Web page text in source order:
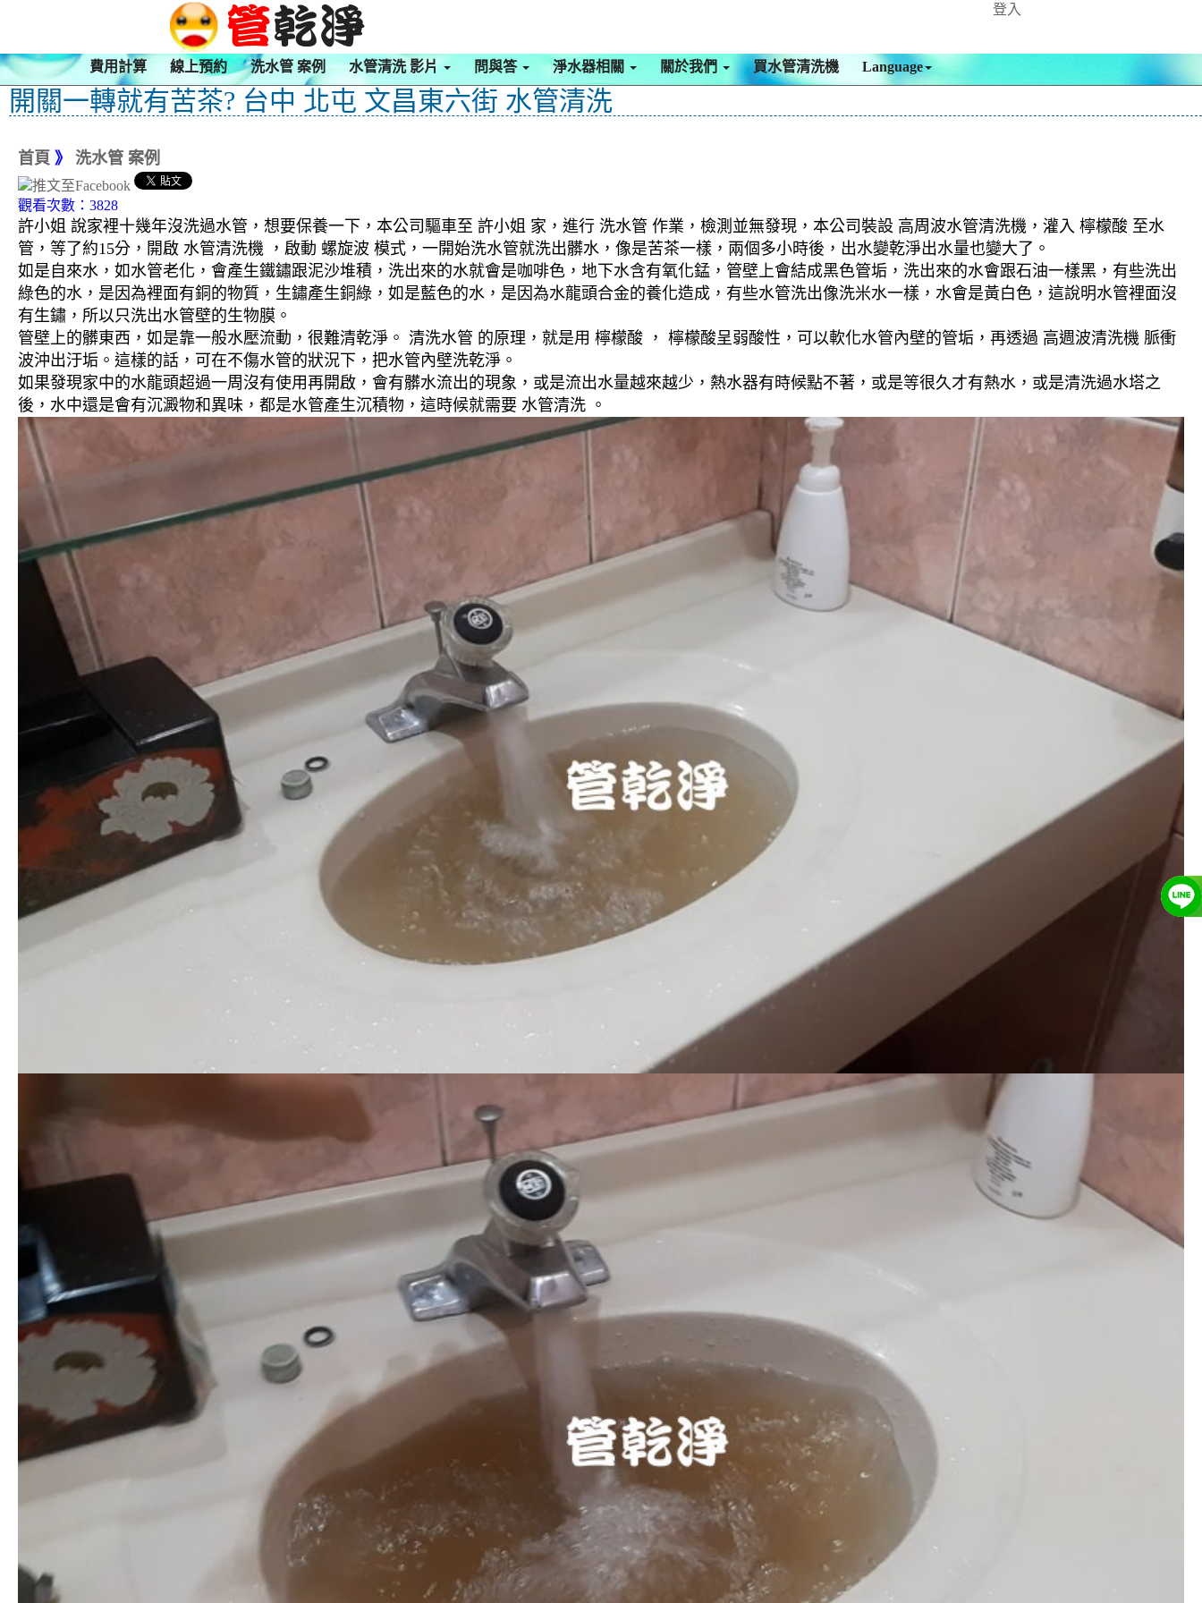
登入
費用計算 線上預約 洗水管 案例 水管清洗 影片 問與答 淨水器相關 關於我們 買水管清洗機 Language
開關一轉就有苦茶? 台中 北屯 文昌東六街 水管清洗
首頁 》 洗水管 案例
觀看次數：3828
許小姐 說家裡十幾年沒洗過水管，想要保養一下，本公司驅車至 許小姐 家，進行 洗水管 作業，檢測並無發現，本公司裝設 高周波水管清洗機，灌入 檸檬酸 至水
管，等了約15分，開啟 水管清洗機 ，啟動 螺旋波 模式，一開始洗水管就洗出髒水，像是苦茶一樣，兩個多小時後，出水變乾淨出水量也變大了。
如是自來水，如水管老化，會產生鐵鏽跟泥沙堆積，洗出來的水就會是咖啡色，地下水含有氧化錳，管壁上會結成黑色管垢，洗出來的水會跟石油一樣黑，有些洗出
綠色的水，是因為裡面有銅的物質，生鏽產生銅綠，如是藍色的水，是因為水龍頭合金的養化造成，有些水管洗出像洗米水一樣，水會是黃白色，這說明水管裡面沒
有生鏽，所以只洗出水管壁的生物膜。
管壁上的髒東西，如是靠一般水壓流動，很難清乾淨。 清洗水管 的原理，就是用 檸檬酸 ， 檸檬酸呈弱酸性，可以軟化水管內壁的管垢，再透過 高週波清洗機 脈衝
波沖出汙垢。這樣的話，可在不傷水管的狀況下，把水管內壁洗乾淨。
如果發現家中的水龍頭超過一周沒有使用再開啟，會有髒水流出的現象，或是流出水量越來越少，熱水器有時候點不著，或是等很久才有熱水，或是清洗過水塔之
後，水中還是會有沉澱物和異味，都是水管產生沉積物，這時候就需要 水管清洗 。